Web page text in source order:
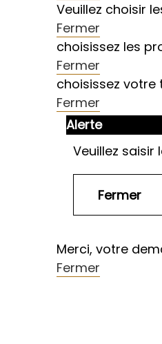
Veuillez choisir
Fermer
choisissez les
Fermer
choisissez
Fermer
Alerte
Veuillez
Merci, votre
Fermer